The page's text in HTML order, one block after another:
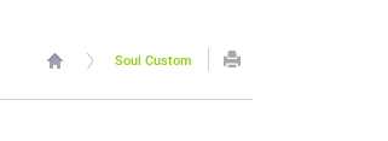
Soul Custom